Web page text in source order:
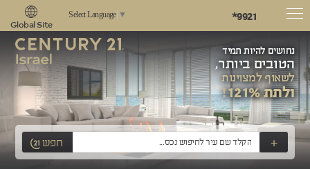
*9921
Select Language ▼
Global Site
נחושים להיות תמיד
הטובים ביותר,
לשאוף למצוינות
ולתת 121%!
+ חפש